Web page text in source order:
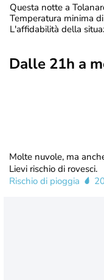
Questa notte a
Temperatura minima
L'affidabilità della
Dalle 21h a
Molte nuvole, ma
Lievi rischio di rovesci.
Rischio di pioggia